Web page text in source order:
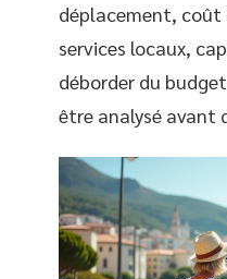
déplacement, coût
services locaux,
déborder du
être analysé avant